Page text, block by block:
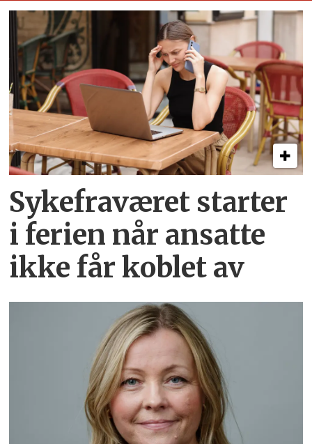
Sykefraværet starter
i ferien når ansatte
ikke får koblet av